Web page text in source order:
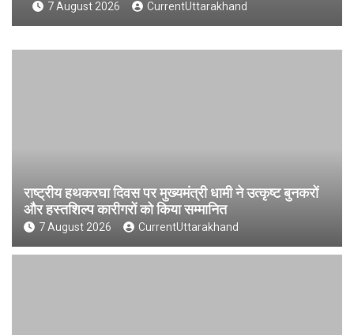
7 August 2026 CurrentUttarakhand
राष्ट्रीय हथकरघा दिवस पर मुख्यमंत्री धामी ने उत्कृष्ट बुनकरों
और हस्तशिल्प कारीगरों को किया सम्मानित
7 August 2026 CurrentUttarakhand